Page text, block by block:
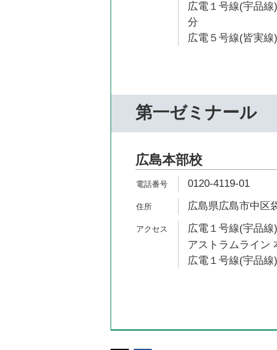
広電１号線(宇品
分
広電５号線(皆実
第一ゼミナール
広島本部校
0120-4119-01
広島県広島市中区
広電１号線(宇品
アストラムライン
広電１号線(宇品